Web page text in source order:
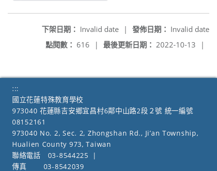
發佈日期： Invalid date
下架日期： Invalid date
|
最後更新日期： 2022-10-13 |
點閱數： 616 |
:::
國立花蓮特殊教育學校
973040 花蓮縣吉安鄉宜昌村6鄰中山路2段２號 統一編號
08152161
973040 No. 2, Sec. 2, Zhongshan Rd., Ji’an Township,
Hualien County 973, Taiwan
聯絡電話
03-8544225
|
傳真
03-8542039